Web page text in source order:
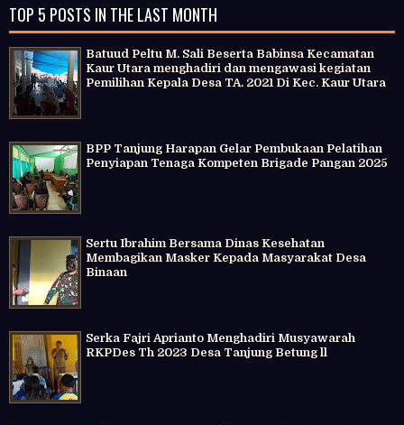
TOP 5 POSTS IN THE LAST MONTH
Batuud Peltu M. Sali Beserta Babinsa Kecamatan
Kaur Utara menghadiri dan mengawasi kegiatan
Pemilihan Kepala Desa TA. 2021 Di Kec. Kaur Utara
BPP Tanjung Harapan Gelar Pembukaan Pelatihan
Penyiapan Tenaga Kompeten Brigade Pangan 2025
Sertu Ibrahim Bersama Dinas Kesehatan
Membagikan Masker Kepada Masyarakat Desa
Binaan
Serka Fajri Aprianto Menghadiri Musyawarah
RKPDes Th 2023 Desa Tanjung Betung ll